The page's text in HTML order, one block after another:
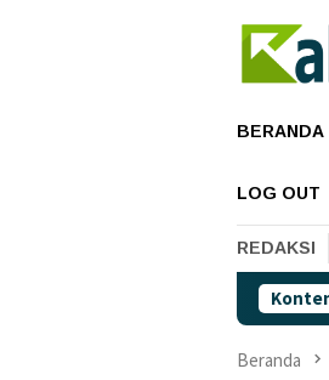
BERANDA
LOG OUT
REDAKSI
Beranda